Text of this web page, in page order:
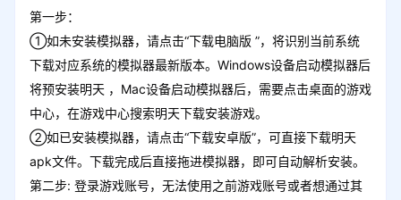
第一步：
①如未安装模拟器，请点击“下载电脑版 ”，将识别当前系统
下载对应系统的模拟器最新版本。Windows设备启动模拟器后
将预安装明天 ，Mac设备启动模拟器后，需要点击桌面的游戏
中心，在游戏中心搜索明天下载安装游戏。
②如已安装模拟器，请点击“下载安卓版”，可直接下载明天
apk文件。下载完成后直接拖进模拟器，即可自动解析安装。
第二步: 登录游戏账号，无法使用之前游戏账号或者想通过其